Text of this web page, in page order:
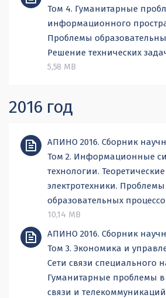
Том 4. Гуманитарные
информационного
Проблемы
Решение технических
5,58 MB
2016 год
АПИНО 2016. Сборник
Том 2. Информационные
технологии.
электротехники. Проблемы
образовательных
10,14 MB
АПИНО 2016. Сборник
Том 3. Экономика и
Сети связи специального
Гуманитарные проблемы в
связи и телекоммуникаций